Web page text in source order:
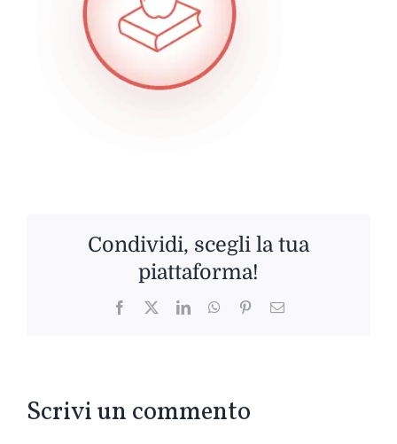
Condividi, scegli la tua
piattaforma!
Facebook
TwitterLinkedInWhatsApp
PinterestEmail
Scrivi un commento